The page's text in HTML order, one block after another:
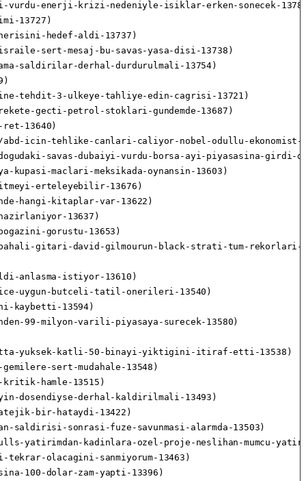
enerji-krizi-nedeniyle-isiklar-erken-sonecek-
13727)
hedef-aldi-13737)
sert-mesaj-bu-savas-yasa-disi-13738)
saldirilar-derhal-durdurulmali-13754)
tehdit-3-ulkeye-tahliye-edin-cagrisi-13721)
gecti-petrol-stoklari-gundemde-13687)
ret-13640)
abd-icin-tehlike-canlari-caliyor-nobel-odullu-
savas-dubaiyi-vurdu-borsa-ayi-piyasasina-girdi-
kupasi-maclari-meksikada-oynansin-13603)
erteleyebilir-13676)
hangi-kitaplar-var-13622)
13637)
gorustu-13653)
gitari-david-gilmourun-black-strati-tum-rekorlari-
anlasma-istiyor-13610)
uygun-butceli-tatil-onerileri-13540)
kaybetti-13594)
99-milyon-varili-piyasaya-surecek-13580)
yuksek-katli-50-binayi-yiktigini-itiraf-etti-13538)
sert-mudahale-13548)
hamle-13515)
dosendiyse-derhal-kaldirilmali-13493)
bir-hataydi-13422)
saldirisi-sonrasi-fuze-savunmasi-alarmda-13503)
yatirimdan-kadinlara-ozel-proje-neslihan-mumcu-
tekrar-olacagini-sanmiyorum-13463)
100-dolar-zam-yapti-13396)